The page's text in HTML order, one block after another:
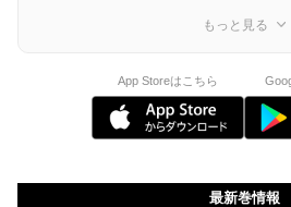
もっと見る
App Storeはこちら
最新巻情報